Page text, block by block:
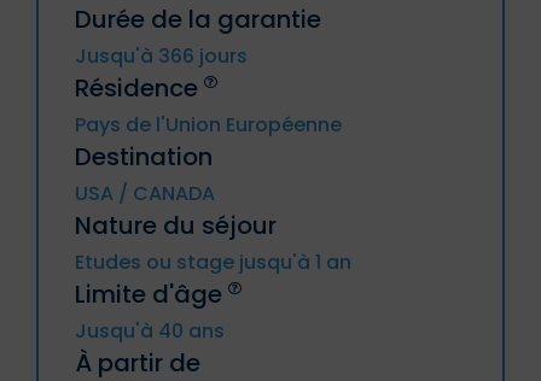
Durée de la garantie
Jusqu'à 366 jours
Résidence
Allemagne, Autriche, Belgique, Bulgarie,
Chypre, Croatie, Danemark, Espagne,
Estonie, Finlande, France métropolitaine
(y compris DROM et CTOM), Grèce,
Hongrie, Irande, Italie, Lettonie, Lituanie,
Luxembourg, Malte, Pays-Bas, Pologne,
Portugal, République tchèque,
Roumanie, Slovaquie, Slovénie, Suède.
Pays de l'Union Européenne
Destination
USA / CANADA
Nature du séjour
Etudes ou stage jusqu'à 1 an
Limite d'âge
Jusqu'à 40 ans
À partir de